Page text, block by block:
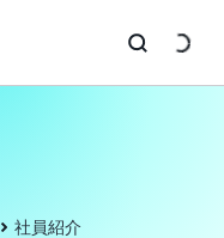
社員紹介